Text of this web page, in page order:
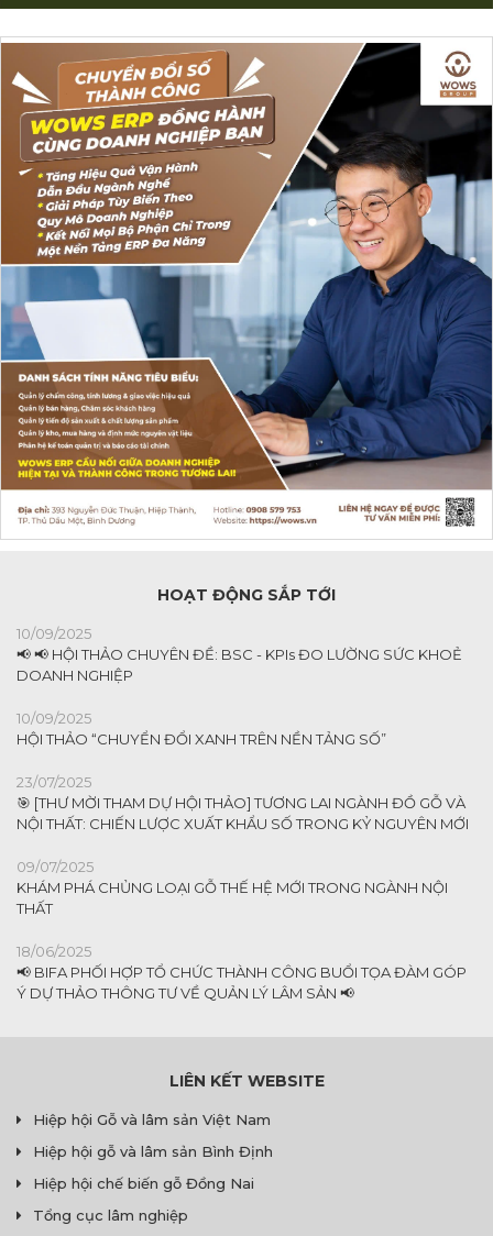
HOẠT ĐỘNG SẮP TỚI
10/09/2025
📢 📢 HỘI THẢO CHUYÊN ĐỀ: BSC - KPIs ĐO LƯỜNG SỨC KHOẺ
DOANH NGHIỆP
10/09/2025
HỘI THẢO “CHUYỂN ĐỔI XANH TRÊN NỀN TẢNG SỐ”
23/07/2025
🎯 [THƯ MỜI THAM DỰ HỘI THẢO] TƯƠNG LAI NGÀNH ĐỒ GỖ VÀ
NỘI THẤT: CHIẾN LƯỢC XUẤT KHẨU SỐ TRONG KỶ NGUYÊN MỚI
09/07/2025
KHÁM PHÁ CHỦNG LOẠI GỖ THẾ HỆ MỚI TRONG NGÀNH NỘI
THẤT
18/06/2025
📢 BIFA PHỐI HỢP TỔ CHỨC THÀNH CÔNG BUỔI TỌA ĐÀM GÓP
Ý DỰ THẢO THÔNG TƯ VỀ QUẢN LÝ LÂM SẢN 📢
LIÊN KẾT WEBSITE
Hiệp hội Gỗ và lâm sản Việt Nam
Hiệp hội gỗ và lâm sản Bình Định
Hiệp hội chế biến gỗ Đồng Nai
Tổng cục lâm nghiệp